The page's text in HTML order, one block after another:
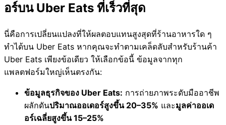
อร์บน Uber Eats ที่เร็วที่สุด
นี่คือการเปลี่ยนแปลงที่ให้ผลตอบแทนสูงสุดที่ร้านอาหารใด ๆ
ทำได้บน Uber Eats หากคุณจะทำตามเคล็ดลับสำหรับร้านค้า
Uber Eats เพียงข้อเดียว ให้เลือกข้อนี้ ข้อมูลจากทุก
แพลตฟอร์มใหญ่เห็นตรงกัน:
ข้อมูลธุรกิจของ Uber Eats: การถ่ายภาพระดับมืออาชีพ
ผลักดันปริมาณออเดอร์สูงขึ้น 20–35% และมูลค่าออเด
อร์เฉลี่ยสูงขึ้น 15–25%